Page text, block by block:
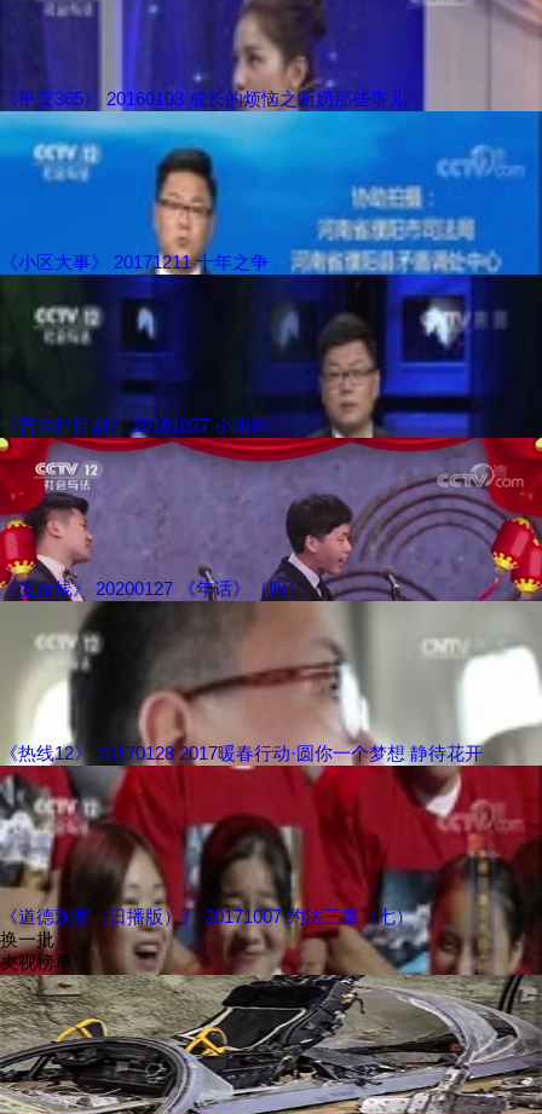
《平安365》 20160103 成长的烦恼之断奶那些事儿
《小区大事》 20171211 十年之争
《普法栏目剧》 20161027 小团圆
《生命线》 20200127 《年话》（四）
《热线12》 20170128 2017暖春行动·圆你一个梦想 静待花开
《道德观察（日播版）》 20171007 约法三章（七）
换一批
央视榜单